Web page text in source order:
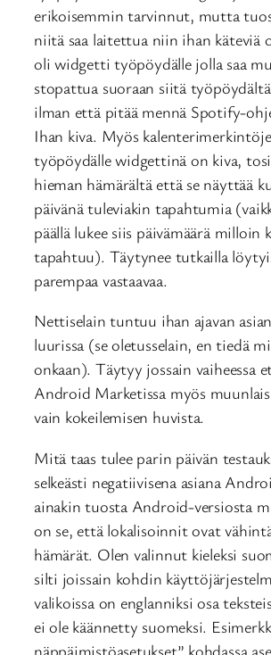
erikoisemmin tarvinnut, mutta
niitä saa laitettua niin ihan käteviä
oli widgetti työpöydälle jolla saa
stopattua suoraan siitä työpöydältä
ilman että pitää mennä Spotify-
Ihan kiva. Myös
työpöydälle widgettinä on kiva,
hieman hämärältä että se näyttää
päivänä tuleviakin tapahtumia
päällä lukee siis päivämäärä milloin
tapahtuu). Täytynee tutkailla
parempaa vastaavaa.
Nettiselain tuntuu ihan ajavan
luurissa (se oletusselain, en tiedä
onkaan). Täytyy jossain vaiheessa
Android Marketissa myös
vain kokeilemisen huvista.
Mitä taas tulee parin päivän
selkeästi negatiivisena asiana
ainakin tuosta Android-versiosta
on se, että lokalisoinnit ovat
hämärät. Olen valinnut kieleksi
silti joissain kohdin
valikoissa on englanniksi osa
ei ole käännetty suomeksi.
näppäimistöasetukset” kohdassa